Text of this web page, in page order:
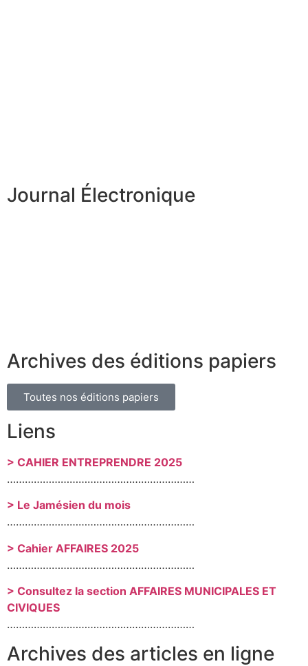
Journal Électronique
Archives des éditions papiers
Toutes nos éditions papiers
Liens
> CAHIER ENTREPRENDRE 2025
………………………………………………………
> Le Jamésien du mois
………………………………………………………
> Cahier AFFAIRES 2025
………………………………………………………
> Consultez la section AFFAIRES MUNICIPALES ET
CIVIQUES
………………………………………………………
Archives des articles en ligne